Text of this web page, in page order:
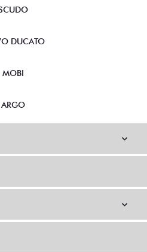
DUCATO
MOBI
ARGO